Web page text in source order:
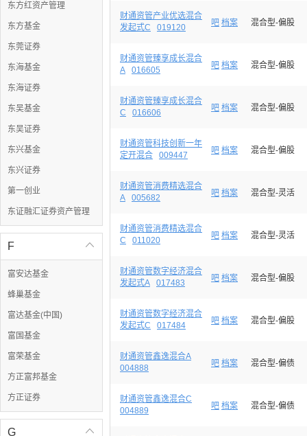
东方红资产管理
东方基金
东莞证券
东海基金
东海证券
东吴基金
东吴证券
东兴基金
东兴证券
第一创业
东证融汇证券资产管理

F
富安达基金
蜂巢基金
富达基金(中国)
富国基金
富荣基金
方正富邦基金
方正证券

G
财通资管产业优选混合
发起式C
019120 吧 档案 混合型-偏股
财通资管臻享成长混合
A
016605 吧 档案 混合型-偏股
财通资管臻享成长混合
C
016606 吧 档案 混合型-偏股
财通资管科技创新一年
定开混合
009447 吧 档案 混合型-偏股
财通资管消费精选混合
A
005682 吧 档案 混合型-灵活
财通资管消费精选混合
C
011020 吧 档案 混合型-灵活
财通资管数字经济混合
发起式A
017483 吧 档案 混合型-偏股
财通资管数字经济混合
发起式C
017484 吧 档案 混合型-偏股
财通资管鑫逸混合A
004888
吧 档案 混合型-偏债
财通资管鑫逸混合C
004889
吧 档案 混合型-偏债